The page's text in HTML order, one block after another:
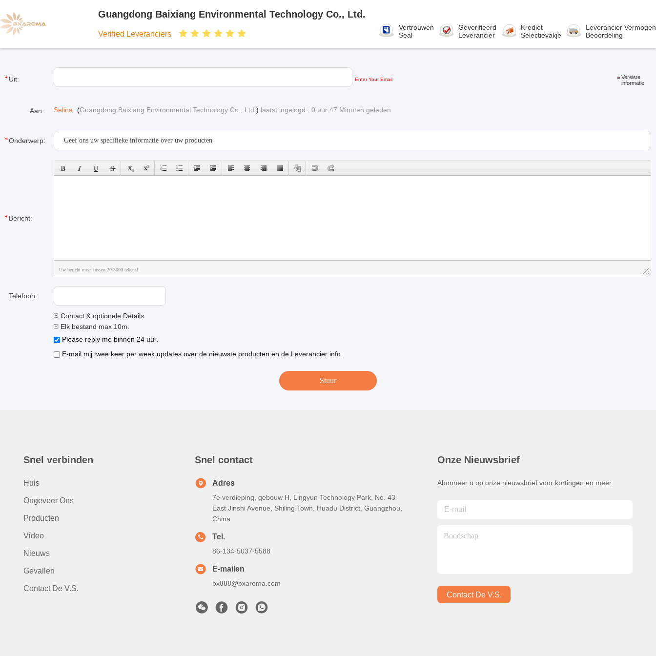
Guangdong Baixiang Environmental Technology Co., Ltd.
Verified Leveranciers
Vertrouwen
Seal
Geverifieerd
Leverancier
Krediet
Selectievakje
Leverancier Vermogen
Beoordeling
Uit: Enter Your Email
Vereiste
informatie
Aan: Selina (Guangdong Baixiang Environmental Technology Co., Ltd. ) laatst ingelogd : 0 uur 47 Minuten geleden
Onderwerp:
Bericht:
Uw bericht moet tussen 20-3000 tekens!
Telefoon:
Contact & optionele Details
Elk bestand max 10m.
Please reply me binnen 24 uur.
E-mail mij twee keer per week updates over de nieuwste producten en de Leverancier info.
Snel verbinden
Huis
Ongeveer Ons
Producten
Video
Nieuws
Gevallen
Contact De V.S.
Snel contact
Adres
7e verdieping, gebouw H, Lingyun Technology Park, No. 43
East Jinshi Avenue, Shiling Town, Huadu District, Guangzhou,
China
Tel.
86-134-5037-5588
E-mailen
bx888@bxaroma.com
Onze Nieuwsbrief
Abonneer u op onze nieuwsbrief voor kortingen en meer.
Contact De V.s.